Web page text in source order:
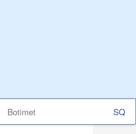
Botimet
Select
your